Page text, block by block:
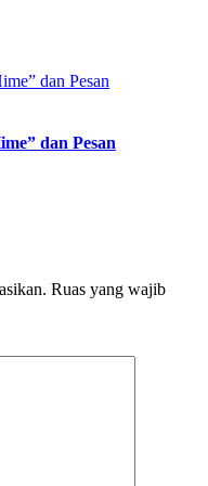
dan Pesan
Ruas yang wajib